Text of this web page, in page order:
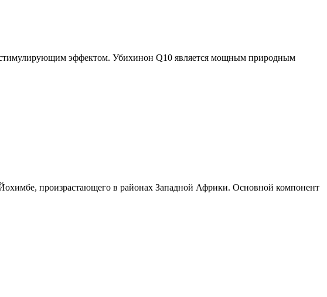
эффектом. Убихинон Q10 является мощным природным
произрастающего в районах Западной Африки. Основной компонент